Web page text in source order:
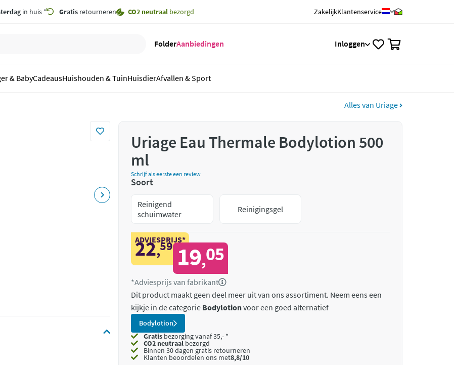
in huis * Gratis retourneren CO2 neutraal bezorgd ZakelijkKlantenservice
FolderAanbiedingen Inloggen
& BabyCadeausHuishouden & TuinHuisdierAfvallen & Sport
Alles van Uriage
Uriage Eau Thermale Bodylotion 500
ml
Schrijf als eerste een review
Soort
Reinigend
schuimwater
Reinigingsgel
ADVIESPRIJS*
22,59 19,05
*Adviesprijs van fabrikant
Dit product maakt geen deel meer uit van ons assortiment. Neem eens een
kijkje in de categorie Bodylotionvoor een goed alternatief
Bodylotion
Gratis bezorging vanaf 35,- *
CO2 neutraalbezorgd
Binnen 30 dagen gratis retourneren
Klanten beoordelen ons met8,8/10